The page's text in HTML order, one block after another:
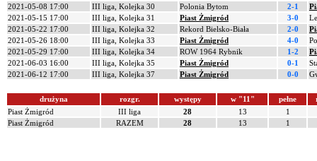
2021-05-08 17:00
III liga, Kolejka 30 Polonia Bytom 2-1
2021-05-15 17:00
III liga, Kolejka 31 Piast Żmigród 3-0
2021-05-22 17:00
III liga, Kolejka 32 Rekord Bielsko-Biała 2-0
2021-05-26 18:00
III liga, Kolejka 33 Piast Żmigród 4-0
2021-05-29 17:00
III liga, Kolejka 34 ROW 1964 Rybnik 1-2
2021-06-03 16:00
III liga, Kolejka 35 Piast Żmigród 0-1
2021-06-12 17:00
III liga, Kolejka 37 Piast Żmigród 0-0
drużyna rozgr. występy w "11" pełne
Piast Żmigród
III liga 28 13
1
Piast Żmigród
RAZEM 28 13 1